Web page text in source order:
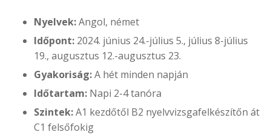
Nyelvek:Angol, német
Időpont: 2024. június 24.-július 5., július 8-július
19., augusztus 12.-augusztus 23.
Gyakoriság:A hét minden napján
Időtartam: Napi 2-4 tanóra
Szintek:A1 kezdőtől B2 nyelvvizsgafelkészítőn át
C1 felsőfokig